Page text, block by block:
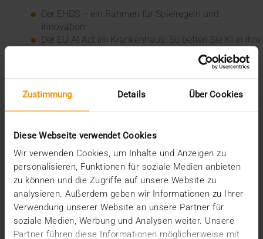
Zustimmung Details Über Cookies
Diese Webseite verwendet Cookies
Wir verwenden Cookies, um Inhalte und Anzeigen zu
personalisieren, Funktionen für soziale Medien anbieten
zu können und die Zugriffe auf unsere Website zu
analysieren. Außerdem geben wir Informationen zu Ihrer
Verwendung unserer Website an unsere Partner für
soziale Medien, Werbung und Analysen weiter. Unsere
Partner führen diese Informationen möglicherweise mit
Der EHDS – ein Rahmen für Spielregeln und
Innovation
Der EU AI Act im Krankenhaus: So betten Sie KI in Ihre
Ein Dutzend Gütesiegel
Kategorien
Events
Intern
Kolumne
News
Overview
Presse
Report